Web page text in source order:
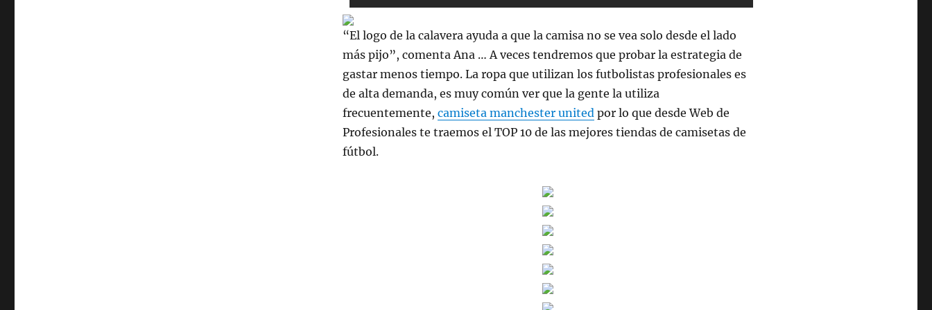
“El logo de la calavera ayuda a que la camisa no se vea solo desde el lado
más pijo”, comenta Ana … A veces tendremos que probar la estrategia de
gastar menos tiempo. La ropa que utilizan los futbolistas profesionales es
de alta demanda, es muy común ver que la gente la utiliza
frecuentemente,camiseta manchester united por lo que desde Web de
Profesionales te traemos el TOP 10 de las mejores tiendas de camisetas de
fútbol.